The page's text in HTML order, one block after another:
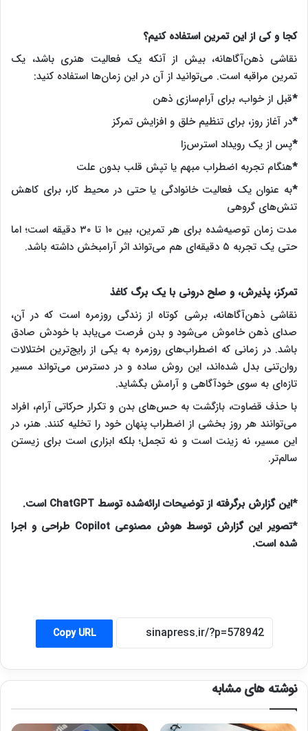
کجا و کی از این تمرین استفاده کنیم؟
نقاشی ذهن‌آگاهانه، بیش از آنکه یک فعالیت هنری باشد، یک
تمرین مراقبه است. می‌توانید از آن در این زمان‌ها استفاده کنید:
*قبل از خواب، برای آرام‌سازی ذهن
*در آغاز روز، برای تنظیم خلق و افزایش تمرکز
*پس از یک رویداد استرس‌زا
*هنگام تجربه اضطراب مبهم یا تپش قلب بدون علت
*به عنوان یک فعالیت خانوادگی یا حتی در محیط کار، برای کاهش
تنش‌های گروهی
مدت زمان توصیه‌شده برای هر تمرین، بین ۱۰ تا ۳۰ دقیقه است؛ اما
حتی یک تجربه ۵ دقیقه‌ای هم می‌تواند اثر آرامبخش داشته باشد.
تمرکز، پذیرش، و صلح درونی با یک برگ کاغذ
نقاشی ذهن‌آگاهانه، برشی کوتاه از زندگی روزمره است که در آن،
صدای ذهن خاموش می‌شود و بدن فرصت می‌یابد با خودش صادق
باشد. در زمانی که اضطراب‌های روزمره به یکی از رایج‌ترین اختلالات
روان‌تنی بدل شده‌اند، این روش ساده و در دسترس می‌تواند مسیر
تازه‌ای به سوی خودآگاهی و آرامش بگشاید.
با حذف قضاوت، بازگشت به حس‌های بدن و تکرار حرکاتی آرام، افراد
می‌توانند هر روز بخشی از اضطراب پنهان خود را تخلیه کنند. هنر، در
این مسیر، نه زینت است و نه تجمل؛ بلکه ابزاری است برای زیستن
سالم‌تر.
*این گزارش برگرفته از توضیحات ارائه‌شده توسط ChatGPT است.
*تصویر این گزارش توسط هوش مصنوعی Copilot طراحی و اجرا
شده است.
Copy URL
نوشته های مشابه